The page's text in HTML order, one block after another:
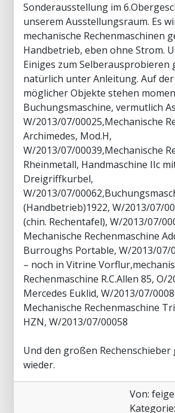
Sonderausstellung im
unserem Ausstellungsraum. Es
mechanische Rechenmaschinen
Handbetrieb, eben ohne Strom.
Einiges zum Selberausprobieren
natürlich unter Anleitung. Auf
möglicher Objekte stehen
Buchungsmaschine, vermutlich
W/2013/07/00025,Mechanische
Archimedes, Mod.H,
W/2013/07/00039,Mechanische
Rheinmetall, Handmaschine IIc
Dreigriffkurbel,
W/2013/07/
(Handbetrieb)1922, W/2013/07/
(chin. Rechentafel), W/2013/07/
Mechanische Rechenmaschine
Burroughs Portable, W/2013/07/
– noch in Vitrine
Rechenmaschine R.C.Allen 85, O/
Mercedes Euklid, W/2013/07/
Mechanische Rechenmaschine
HZN, W/2013/07/00058
Und den großen Rechenschieber
wieder.
Von: feige